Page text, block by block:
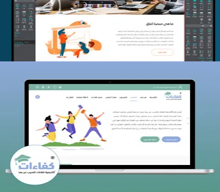
التفاصيل
كفاءات للتدريب
التفاصيل